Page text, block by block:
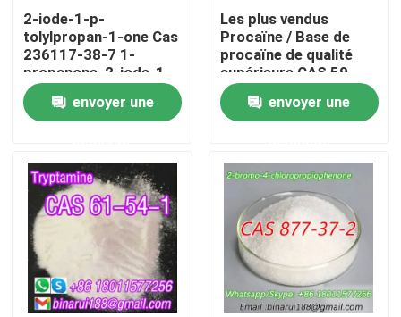
À la maison
Vidéos
À propos de nous
Visite de l'usine
2-iode-1-p-
tolylpropan-1-one Cas
236117-38-7 1-
propanone, 2-iode-1-
((4-méthylphényle)
envoyer une
Les plus vendus
Procaïne / Base de
procaïne de qualité
supérieure CAS 59-
46-1
envoyer une